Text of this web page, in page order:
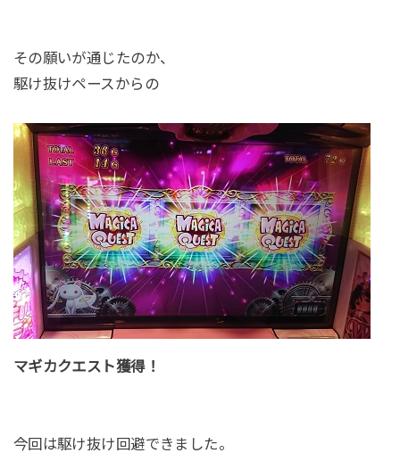
その願いが通じたのか、
駆け抜けペースからの
マギカクエスト獲得！
今回は駆け抜け回避できました。